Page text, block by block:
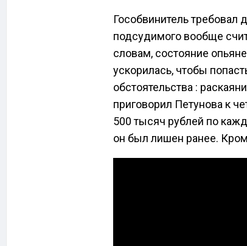
Гособвинитель требовал
подсудимого вообще
словам, состояние
ускорилась, чтобы
обстоятельства :
приговорил Петунова к
500 тысяч рублей по
он был лишен ранее.